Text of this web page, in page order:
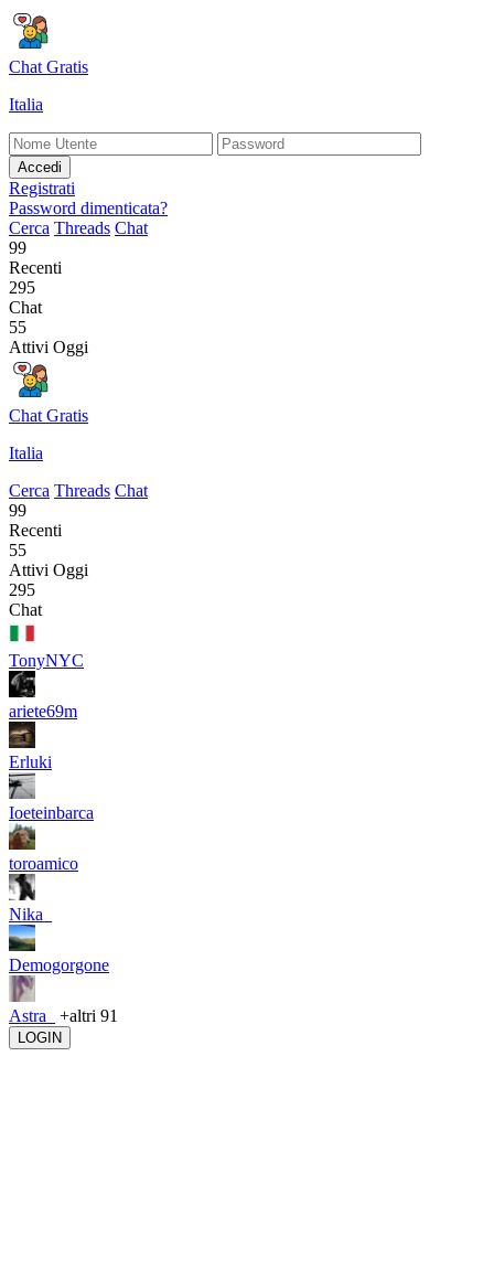
Chat Gratis
Italia
Accedi
Registrati
Password dimenticata?
Cerca Threads Chat
99
Recenti
295
Chat
55
Attivi Oggi
Chat Gratis
Italia
Cerca Threads Chat
99
Recenti
55
Attivi Oggi
295
Chat
TonyNYC
ariete69m
Erluki
Ioeteinbarca
toroamico
Nika_
Demogorgone
Astra_ +altri 91
LOGIN